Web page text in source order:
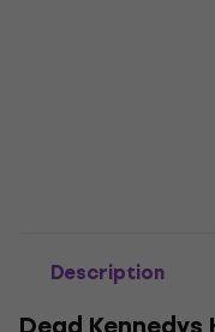
Description